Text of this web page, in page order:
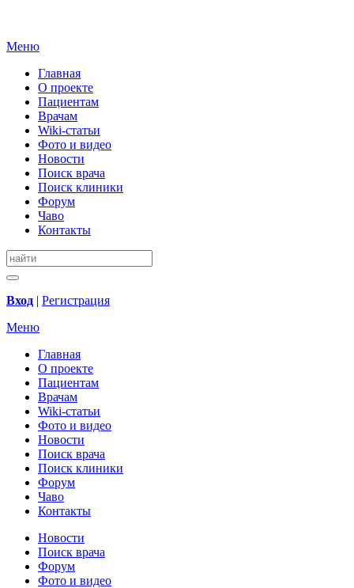
Меню
Главная
О проекте
Пациентам
Врачам
Wiki-статьи
Фото и видео
Новости
Поиск врача
Поиск клиники
Форум
Чаво
Контакты
Вход | Регистрация
Меню
Главная
О проекте
Пациентам
Врачам
Wiki-статьи
Фото и видео
Новости
Поиск врача
Поиск клиники
Форум
Чаво
Контакты
Новости
Поиск врача
Форум
Фото и видео